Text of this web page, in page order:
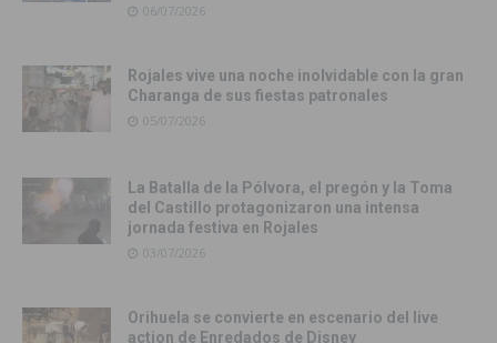
06/07/2026
Rojales vive una noche inolvidable con la gran
Charanga de sus fiestas patronales
05/07/2026
La Batalla de la Pólvora, el pregón y la Toma
del Castillo protagonizaron una intensa
jornada festiva en Rojales
03/07/2026
Orihuela se convierte en escenario del live
action de Enredados de Disney